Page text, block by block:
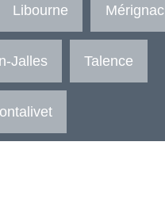
Libourne Mérignac
Jalles Talence